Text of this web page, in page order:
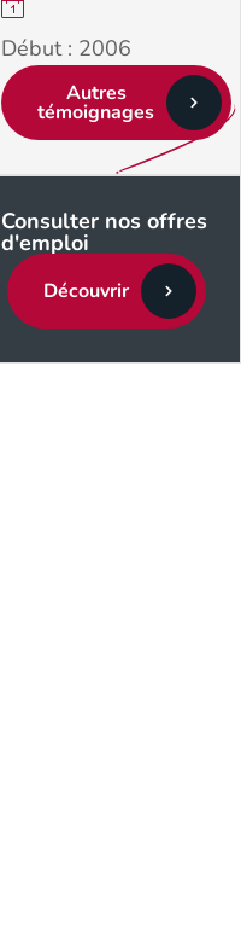
Début : 2006
Autres
témoignages
Consulter nos offres
d'emploi
Découvrir